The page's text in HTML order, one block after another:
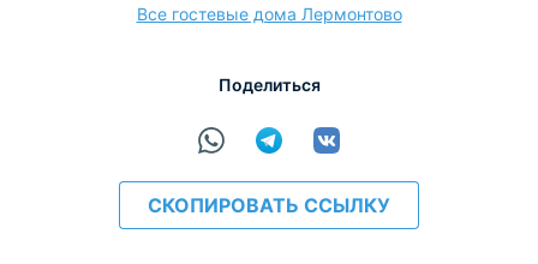
Все гостевые дома Лермонтово
Поделиться
СКОПИРОВАТЬ ССЫЛКУ